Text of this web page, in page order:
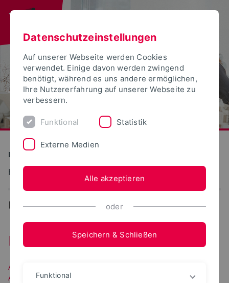
Detmolder Schule für Gestaltung
Humanwissenschaften
... Kontakt
Kontakt
AKTUELLES
AKTIVITÄTEN
TEAM
Datenschutzeinstellungen
Auf unserer Webseite werden Cookies
verwendet. Einige davon werden zwingend
benötigt, während es uns andere ermöglichen,
Ihre Nutzererfahrung auf unserer Webseite zu
verbessern.
Funktional Statistik
Externe Medien
Alle akzeptieren
oder
Speichern & Schließen
Funktional